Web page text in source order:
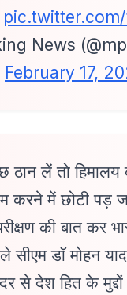
News
February 17,
लें तो हिमालय
करने में छोटी पड़
की बात कर
सीएम डॉ मोहन
से देश हित के